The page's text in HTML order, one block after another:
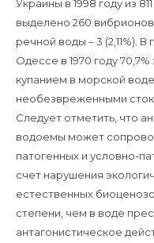
Украины в 1998 году из
выделено 260 вибрионов
речной воды – 3 (2,11%).
Одессе в 1970 году
купанием в морской
необезвреженными
Следует отметить, что
водоемы может
патогенных и условно-
счет нарушения
естественных
степени, чем в воде
антагонистическое